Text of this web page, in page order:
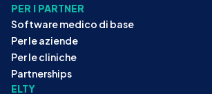
PER I PARTNER
Software medico di base
Per le aziende
Per le cliniche
Partnerships
ELTY